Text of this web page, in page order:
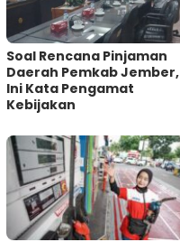
‎Soal Rencana Pinjaman
Daerah Pemkab Jember,
Ini Kata Pengamat
Kebijakan ‎